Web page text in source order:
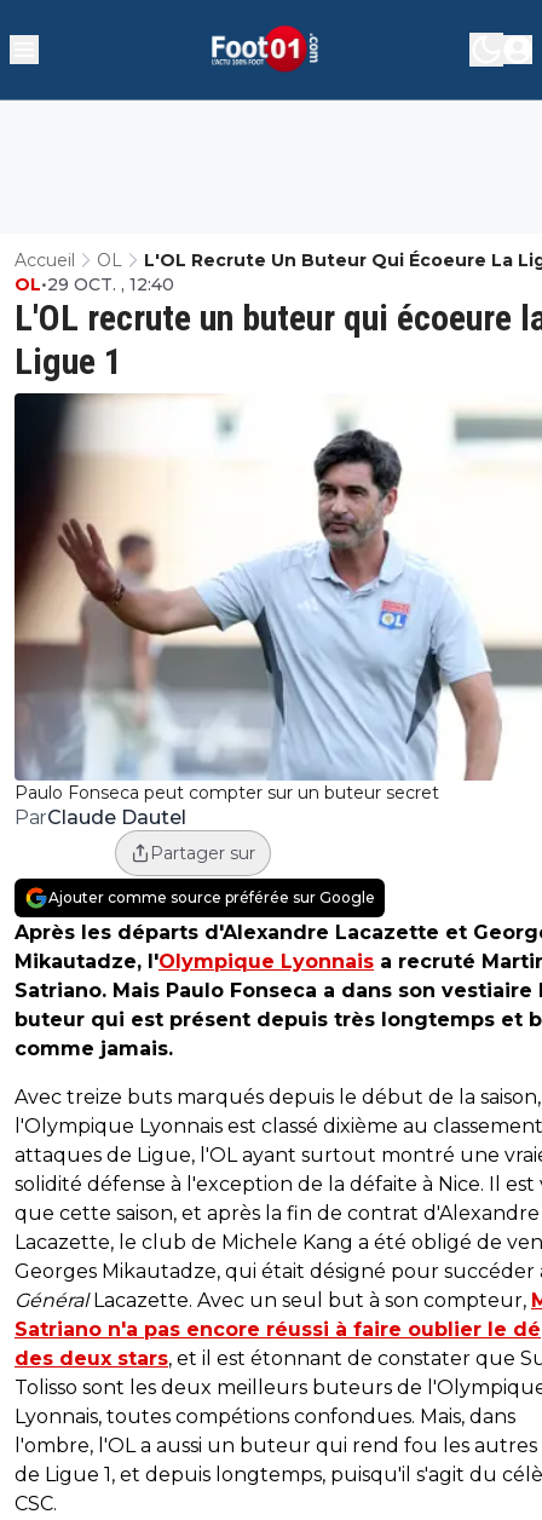
Accueil OL L'OL Recrute Un Buteur Qui Écoeure La
Paulo Fonseca peut compter sur un buteur secret
L'OL recrute un buteur qui écoeure
Ligue 1
OL•29 OCT. , 12:40
ParClaude Dautel
Partager sur
Ajouter comme source préférée sur Google
Après les départs d'Alexandre Lacazette et
Mikautadze, l'Olympique Lyonnais a recruté
Satriano. Mais Paulo Fonseca a dans son vestiaire
buteur qui est présent depuis très longtemps et
comme jamais.
Avec treize buts marqués depuis le début de la saison,
l'Olympique Lyonnais est classé dixième au
attaques de Ligue, l'OL ayant surtout montré une
solidité défense à l'exception de la défaite à Nice. Il est
que cette saison, et après la fin de contrat d'Alexandre
Lacazette, le club de Michele Kang a été obligé de
Georges Mikautadze, qui était désigné pour succéder
GénéralLacazette. Avec un seul but à son compteur,
Satriano n'a pas encore réussi à faire oublier le
des deux stars, et il est étonnant de constater que
Tolisso sont les deux meilleurs buteurs de
Lyonnais, toutes compétions confondues. Mais, dans
l'ombre, l'OL a aussi un buteur qui rend fou les
de Ligue 1, et depuis longtemps, puisqu'il s'agit du
CSC.